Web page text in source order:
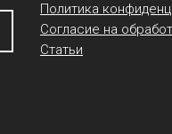
Политика
Согласие на
Статьи